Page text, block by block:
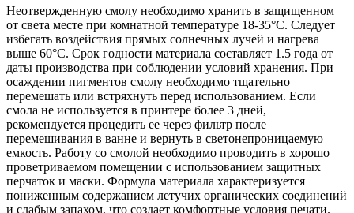
Неотвержденную смолу необходимо хранить в защищенном
от света месте при комнатной температуре 18-35°C. Следует
избегать воздействия прямых солнечных лучей и нагрева
выше 60°C. Срок годности материала составляет 1.5 года от
даты производства при соблюдении условий хранения. При
осаждении пигментов смолу необходимо тщательно
перемешать или встряхнуть перед использованием. Если
смола не используется в принтере более 3 дней,
рекомендуется процедить ее через фильтр после
перемешивания в ванне и вернуть в светонепроницаемую
емкость. Работу со смолой необходимо проводить в хорошо
проветриваемом помещении с использованием защитных
перчаток и маски. Формула материала характеризуется
пониженным содержанием летучих органических соединений
и слабым запахом, что создает комфортные условия печати.